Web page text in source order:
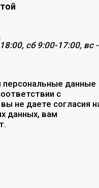
сб 9:00-17:00, вс -
данные
с
не даете согласия
данных, вам